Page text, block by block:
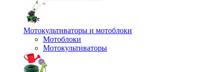
Мотокультиваторы и мотоблоки
Мотоблоки
Мотокультиваторы